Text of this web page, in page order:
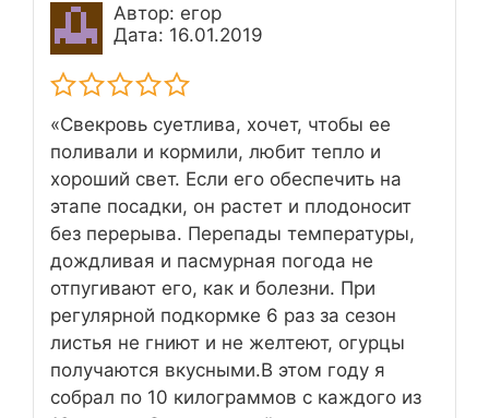
Автор: егор
Дата: 16.01.2019
«Свекровь суетлива, хочет, чтобы ее
поливали и кормили, любит тепло и
хороший свет. Если его обеспечить на
этапе посадки, он растет и плодоносит
без перерыва. Перепады температуры,
дождливая и пасмурная погода не
отпугивают его, как и болезни. При
регулярной подкормке 6 раз за сезон
листья не гниют и не желтеют, огурцы
получаются вкусными.В этом году я
собрал по 10 килограммов с каждого из